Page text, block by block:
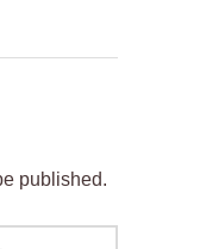
published.